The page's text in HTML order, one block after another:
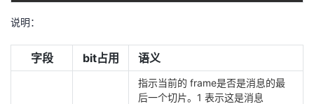
说明：
字段 bit占用 语义
指示当前的 frame是否是消息的最
后一个切片。1 表示这是消息